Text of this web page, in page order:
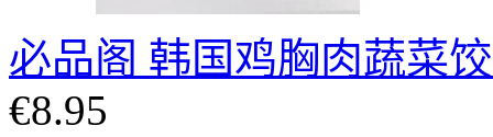
必品阁 韩国鸡胸肉蔬菜
€8.95